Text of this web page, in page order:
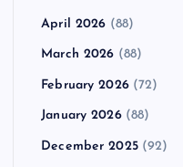
April 2026 (88)
March 2026 (88)
February 2026(72)
January 2026(88)
December 2025(92)